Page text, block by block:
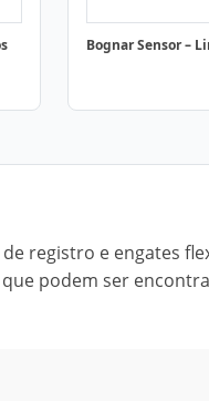
Bognar Sensor –
registro e engates
podem ser